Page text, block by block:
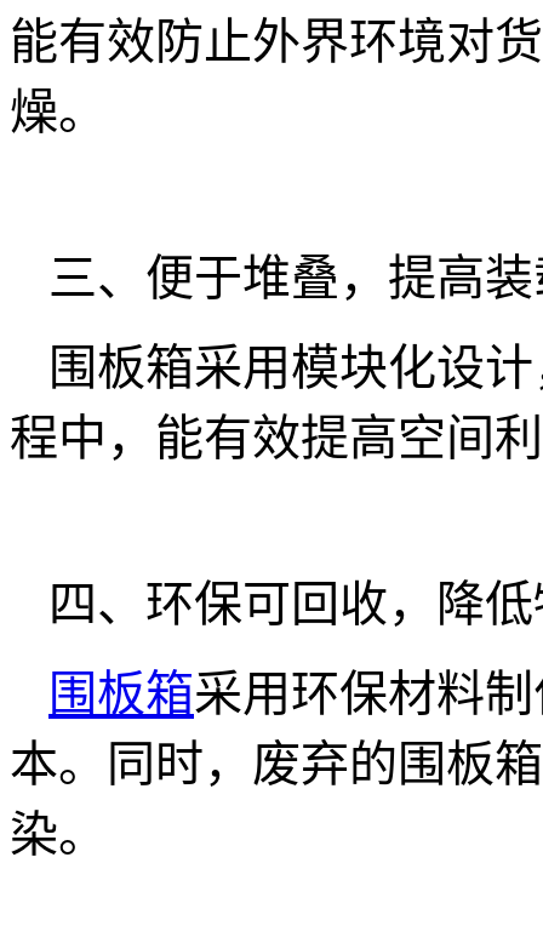
能有效防止外界环境对
燥。
三、便于堆叠，提高
围板箱采用模块化设
程中，能有效提高空间
四、环保可回收，降
围板箱采用环保材料
本。同时，废弃的围板
染。